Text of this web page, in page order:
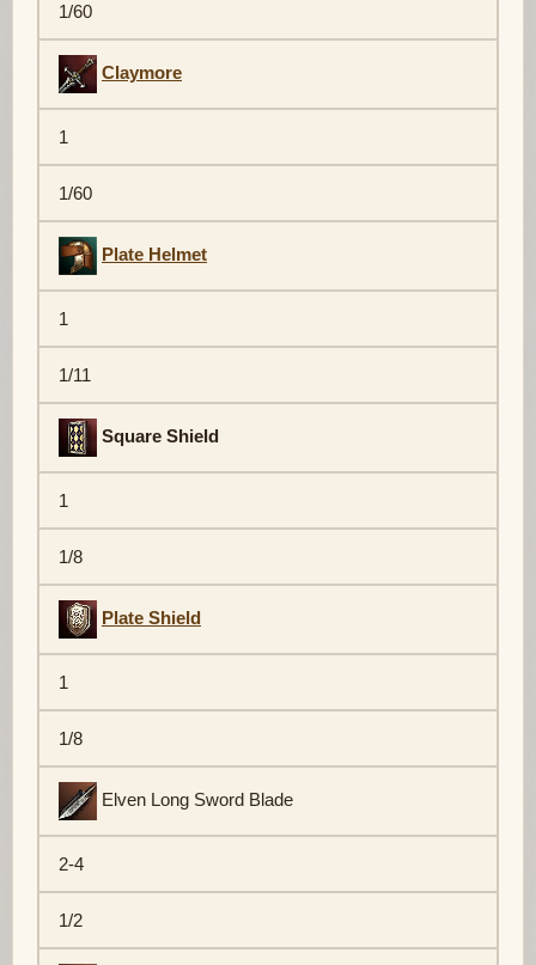
1/60
Claymore
1
1/60
Plate Helmet
1
1/11
Square Shield
1
1/8
Plate Shield
1
1/8
Elven Long Sword Blade
2-4
1/2